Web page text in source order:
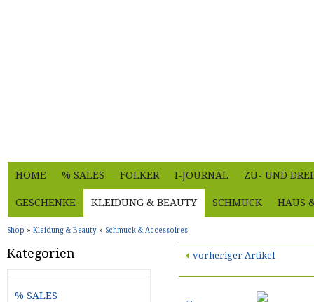
HOME % SALES FOLKER I-JOURNAL ZU- UND
GESCHENKE KLEIDUNG & BEAUTY SCHMUCK HAUS
Shop » Kleidung & Beauty » Schmuck & Accessoires
vorheriger Artikel
Kategorien
% SALES